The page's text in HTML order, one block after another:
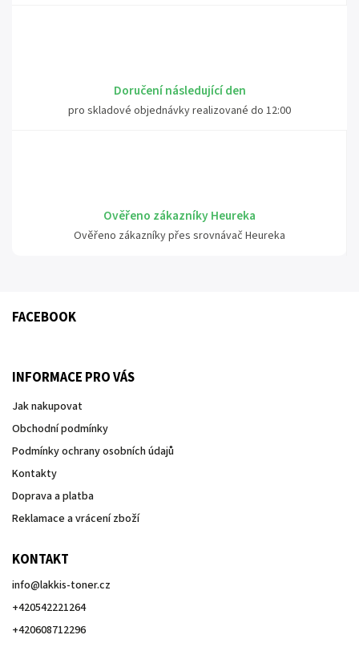
Doručení následující den
pro skladové objednávky realizované do 12:00
Ověřeno zákazníky Heureka
Ověřeno zákazníky přes srovnávač Heureka
FACEBOOK
INFORMACE PRO VÁS
Jak nakupovat
Obchodní podmínky
Podmínky ochrany osobních údajů
Kontakty
Doprava a platba
Reklamace a vrácení zboží
KONTAKT
info@lakkis-toner.cz
+420542221264
+420608712296